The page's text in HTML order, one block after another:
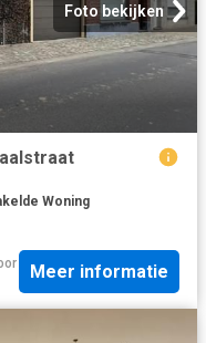
Foto bekijken
Woning
Meer informatie